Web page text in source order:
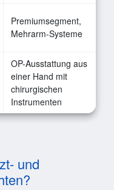
Premiumsegment,
Mehrarm-Systeme
OP-Ausstattung aus
einer Hand mit
chirurgischen
Instrumenten
und